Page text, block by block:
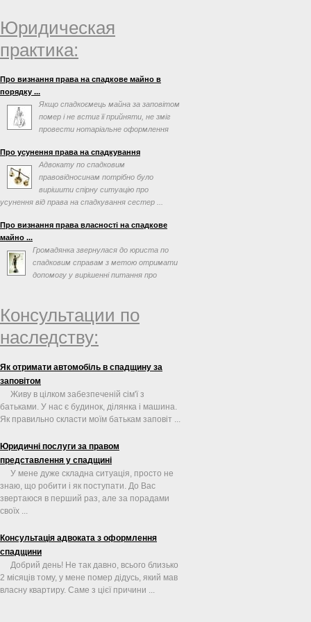
Юридическая
практика:
Про визнання права на спадкове майно в
порядку ...
Якщо спадкоємець майна за заповітом
помер і не встиг її прийняти, не зміг
провести нотаріальне оформлення
Про усунення права на спадкування
Адвокату по спадковим
правовідносинам потрібно було
вирішити спірну ситуацію про
усунення від права на спадкування сестер ...
Про визнання права власності на спадкове
майно ...
Громадянка звернулася до юриста по
спадковим справам з метою отримати
допомогу у вирішенні питання про
Консультации по
наследству:
Як отримати автомобіль в спадщину за
заповітом
Живу в цілком забезпеченій сім'ї з
батьками. У нас є будинок, ділянка і машина.
Як правильно скласти моїм батькам заповіт ...
Юридичні послуги за правом
представлення у спадщині
У мене дуже складна ситуація, просто не
знаю, що робити і як поступати. До Вас
звертаюся в перший раз, але за порадами
своїх ...
Консультація адвоката з оформлення
спадщини
Добрий день! Не так давно, всього близько
2 місяців тому, у мене помер дідусь, який мав
власну квартиру. Саме з цієї причини ...